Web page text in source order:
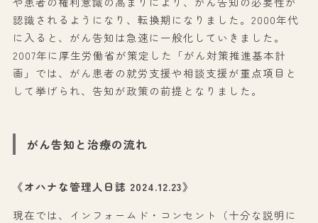
認識されるようになり、転換期になりました。2000年代
に入ると、がん告知は急速に一般化していきました。
2007年に厚生労働省が策定した「がん対策推進基本計
画」では、がん患者の就労支援や相談支援が重点項目と
して挙げられ、告知が政策の前提となりました。
がん告知と治療の流れ
《オハナな管理人日誌 2024.12.23》
現在では、インフォームド・コンセント（十分な説明に